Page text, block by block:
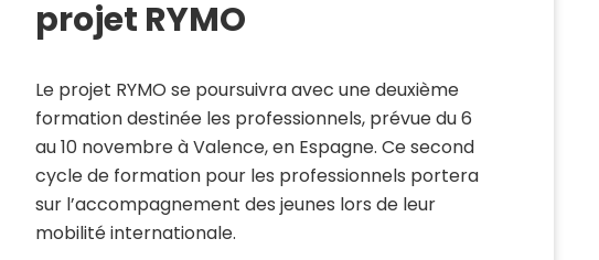
projet RYMO
Le projet RYMO se poursuivra avec une deuxième
formation destinée les professionnels, prévue du 6
au 10 novembre à Valence, en Espagne. Ce second
cycle de formation pour les professionnels portera
sur l’accompagnement des jeunes lors de leur
mobilité internationale.